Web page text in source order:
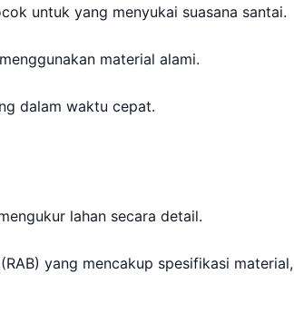
untuk yang menyukai suasana santai.
material alami.
dalam waktu cepat.
lahan secara detail.
yang mencakup spesifikasi material,